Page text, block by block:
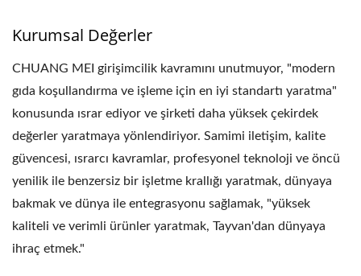
Kurumsal Değerler
CHUANG MEI girişimcilik kavramını unutmuyor, "modern
gıda koşullandırma ve işleme için en iyi standartı yaratma"
konusunda ısrar ediyor ve şirketi daha yüksek çekirdek
değerler yaratmaya yönlendiriyor. Samimi iletişim, kalite
güvencesi, ısrarcı kavramlar, profesyonel teknoloji ve öncü
yenilik ile benzersiz bir işletme krallığı yaratmak, dünyaya
bakmak ve dünya ile entegrasyonu sağlamak, "yüksek
kaliteli ve verimli ürünler yaratmak, Tayvan'dan dünyaya
ihraç etmek."